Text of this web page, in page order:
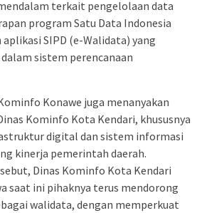
terkait pengelolaan data
program Satu Data Indonesia
SIPD (e-Walidata) yang
sistem perencanaan
Konawe juga menanyakan
Kominfo Kota Kendari, khususnya
digital dan sistem informasi
kinerja pemerintah daerah.
Dinas Kominfo Kota Kendari
saat ini pihaknya terus mendorong
walidata, dengan memperkuat